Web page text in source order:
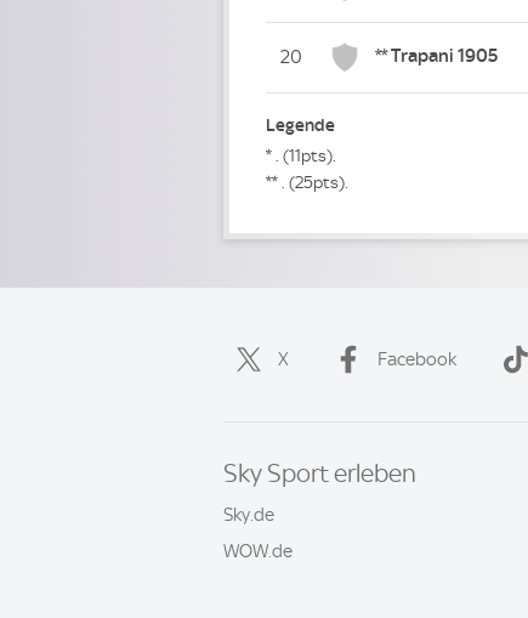
20 ** Trapani 1905
Legende
* . (11pts).
** . (25pts).
X Facebook
Sky Sport erleben
Sky.de
WOW.de